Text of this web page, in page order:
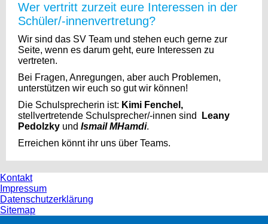
Wer vertritt zurzeit eure Interessen in der
Schüler/-innenvertretung?
Wir sind das SV Team und stehen euch gerne zur
Seite, wenn es darum geht, eure Interessen zu
vertreten.
Bei Fragen, Anregungen, aber auch Problemen,
unterstützen wir euch so gut wir können!
Die Schulsprecherin ist: Kimi Fenchel,
stellvertretende Schulsprecher/-innen sind
Leany
Pedolzky und Ismail MHamdi.
Erreichen könnt ihr uns über Teams.
Kontakt
Impressum
Datenschutzerklärung
Sitemap